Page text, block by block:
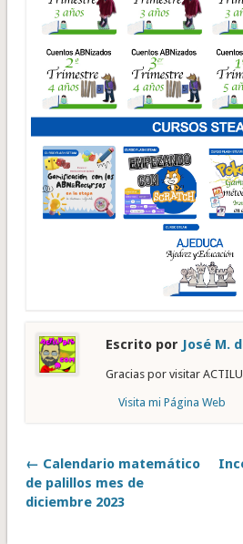
Escrito por José M.
Gracias por visitar
Visita mi Página Web
← Calendario matemático
de palillos mes de
diciembre 2023